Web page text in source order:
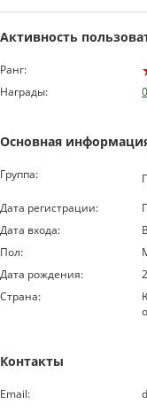
Активность
Ранг:
Награды:
0
Основная
Группа:
Дата регистрации:
Дата входа:
Пол:
Дата рождения:
Страна:
Контакты
Email: